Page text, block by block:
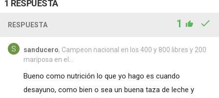
1 RESPUESTA
RESPUESTA 1
sanducero, Campeon nacional en los 400 y 800 libres y 200
mariposa en el...
Bueno como nutrición lo que yo hago es cuando
desayuno, como bien o sea un buena taza de leche y